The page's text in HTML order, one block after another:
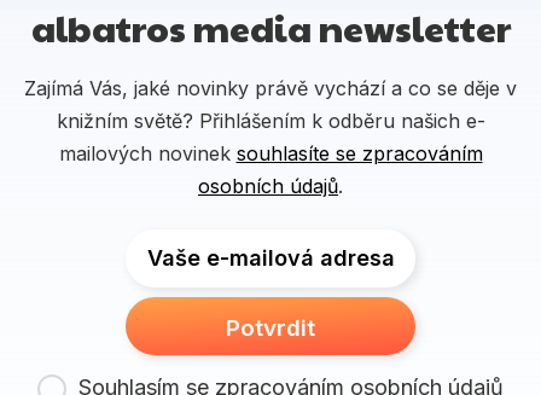
albatros media newsletter
Zajímá Vás, jaké novinky právě vychází a co se děje v
knižním světě? Přihlášením k odběru našich e-
mailových novinek souhlasíte se zpracováním
osobních údajů.
Vaše e-mailová adresa
Potvrdit
Souhlasím se zpracováním osobních údajů